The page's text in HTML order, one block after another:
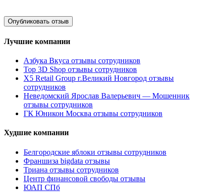
Лучшие компании
Азбука Вкуса отзывы сотрудников
Top 3D Shop отзывы сотрудников
X5 Retail Group г.Великий Новгород отзывы
сотрудников
Неведомский Ярослав Валерьевич — Мошенник
отзывы сотрудников
ГК Юникон Москва отзывы сотрудников
Худшие компании
Белгородские яблоки отзывы сотрудников
Франшиза bigdata отзывы
Триана отзывы сотрудников
Центр финансовой свободы отзывы
ЮАП СПб